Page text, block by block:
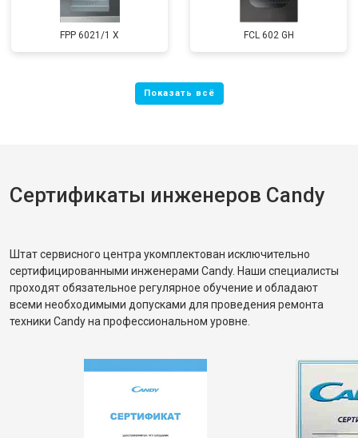
FPP 6021/1 X FCL 602 GH
Сертификаты инженеров Candy
Штат сервисного центра укомплектован исключительно
сертифицированными инженерами Candy. Наши специалисты
проходят обязательное регулярное обучение и обладают
всеми необходимыми допусками для проведения ремонта
техники Candy на профессиональном уровне.